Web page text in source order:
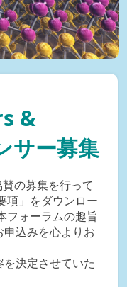
&
サー募集
の募集を行って
項」をダウンロー
フォーラムの趣旨
込みを心よりお
決定させていた